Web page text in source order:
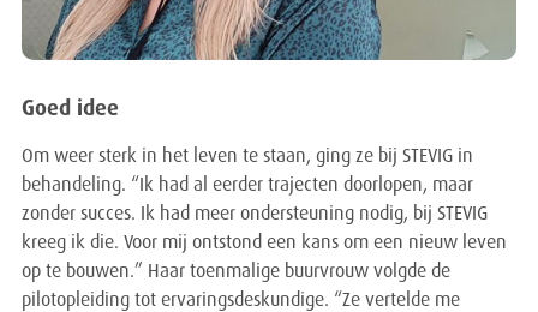
Goed idee
Om weer sterk in het leven te staan, ging ze bij STEVIG in
behandeling. “Ik had al eerder trajecten doorlopen, maar
zonder succes. Ik had meer ondersteuning nodig, bij STEVIG
kreeg ik die. Voor mij ontstond een kans om een nieuw leven
op te bouwen.” Haar toenmalige buurvrouw volgde de
pilotopleiding tot ervaringsdeskundige. “Ze vertelde me